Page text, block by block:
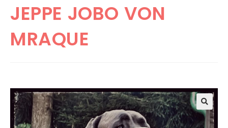
JEPPE JOBO VON
MRAQUE
🔍